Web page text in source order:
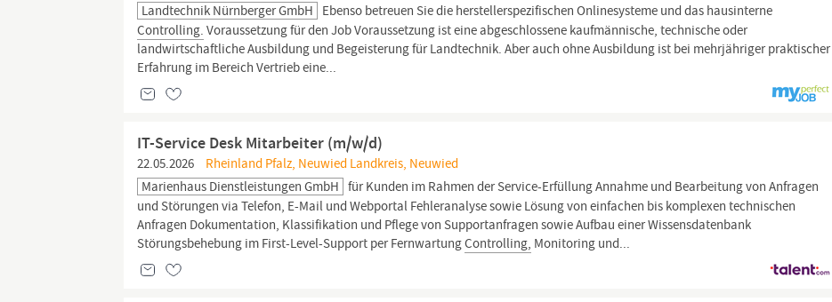
Landtechnik Nürnberger GmbH Ebenso betreuen Sie die herstellerspezifischen Onlinesysteme und das hausinterne
Controlling. Voraussetzung für den Job Voraussetzung ist eine abgeschlossene kaufmännische, technische oder
landwirtschaftliche Ausbildung und Begeisterung für Landtechnik. Aber auch ohne Ausbildung ist bei mehrjähriger praktischer
Erfahrung im Bereich Vertrieb eine...
IT-Service Desk Mitarbeiter (m/w/d)
22.05.2026
Rheinland Pfalz, Neuwied Landkreis, Neuwied
Marienhaus Dienstleistungen GmbH für Kunden im Rahmen der Service-Erfüllung Annahme und Bearbeitung von Anfragen
und Störungen via Telefon, E-Mail und Webportal Fehleranalyse sowie Lösung von einfachen bis komplexen technischen
Anfragen Dokumentation, Klassifikation und Pflege von Supportanfragen sowie Aufbau einer Wissensdatenbank
Störungsbehebung im First-Level-Support per FernwartungControlling, Monitoring und...